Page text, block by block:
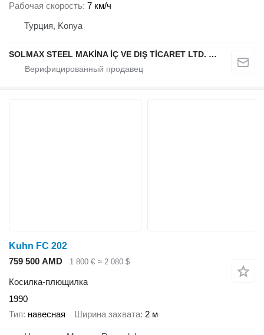
Рабочая скорость 7 км/ч
Турция, Konya
SOLMAX STEEL MAKİNA İÇ VE DIŞ TİCARET LTD. ŞTİ.
Kuhn FC 202
759 500 AMD
1 800 € ≈ 2 080 $
Косилка-плющилка
1990
Тип навесная Ширина захвата 2 м